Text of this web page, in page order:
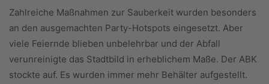
Zahlreiche Maßnahmen zur Sauberkeit wurden besonders
an den ausgemachten Party-Hotspots eingesetzt. Aber
viele Feiernde blieben unbelehrbar und der Abfall
verunreinigte das Stadtbild in erheblichem Maße. Der ABK
stockte auf. Es wurden immer mehr Behälter aufgestellt.